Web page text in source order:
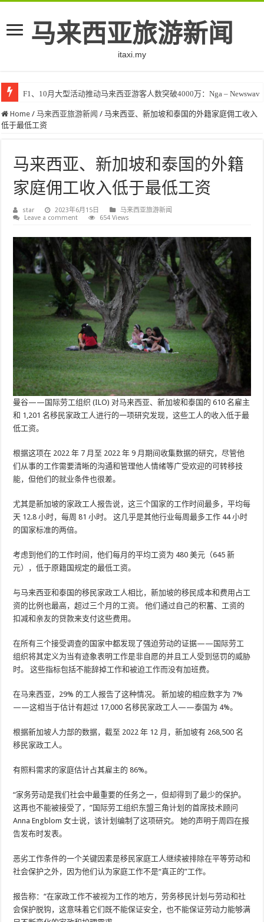
马来西亚旅游新闻
itaxi.my
F1、10月大型活动推动马来西亚游客人数突破4000万：Nga – Newswav
Home / 马来西亚旅游新闻 / 马来西亚、新加坡和泰国的外籍家庭佣工收入
低于最低工资
马来西亚、新加坡和泰国的外籍
家庭佣工收入低于最低工资
star 2023年6月15日
马来西亚旅游新闻
Leave a comment
654 Views
曼谷——国际劳工组织 (ILO) 对马来西亚、新加坡和泰国的 610 名雇主
和 1,201 名移民家政工人进行的一项研究发现，这些工人的收入低于最
低工资。
根据这项在 2022 年 7 月至 2022 年 9 月期间收集数据的研究，尽管他
们从事的工作需要清晰的沟通和管理他人情绪等广受欢迎的可转移技
能，但他们的就业条件也很差。
尤其是新加坡的家政工人报告说，这三个国家的工作时间最多，平均每
天 12.8 小时，每周 81 小时。 这几乎是其他行业每周最多工作 44 小时
的国家标准的两倍。
考虑到他们的工作时间，他们每月的平均工资为 480 美元（645 新
元），低于原籍国规定的最低工资。
与马来西亚和泰国的移民家政工人相比，新加坡的移民成本和费用占工
资的比例也最高，超过三个月的工资。 他们通过自己的积蓄、工资的
扣减和亲友的贷款来支付这些费用。
在所有三个接受调查的国家中都发现了强迫劳动的证据——国际劳工
组织将其定义为当有迹象表明工作是非自愿的并且工人受到惩罚的威胁
时。 这些指标包括不能辞掉工作和被迫工作而没有加班费。
在马来西亚，29% 的工人报告了这种情况。 新加坡的相应数字为 7%
——这相当于估计有超过 17,000 名移民家政工人——泰国为 4%。
根据新加坡人力部的数据，截至 2022 年 12 月，新加坡有 268,500 名
移民家政工人。
有照料需求的家庭估计占其雇主的 86%。
“家务劳动是我们社会中最重要的任务之一，但却得到了最少的保护。
这再也不能被接受了，”国际劳工组织东盟三角计划的首席技术顾问
Anna Engblom 女士说，该计划编制了这项研究。 她的声明于周四在报
告发布时发表。
恶劣工作条件的一个关键因素是移民家庭工人继续被排除在平等劳动和
社会保护之外，因为他们认为家庭工作不是“真正的”工作。
报告称：“在家政工作不被视为工作的地方，劳务移民计划与劳动和社
会保护脱钩，这意味着它们既不能保证安全，也不能保证劳动力能够满